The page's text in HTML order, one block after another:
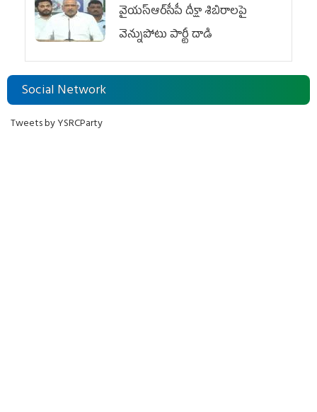
వైయ‌స్ఆర్‌సీపీ దీక్షా శిబిరాలపై
వెన్నుపోటు పార్టీ దాడి
Social Network
Tweets by YSRCParty